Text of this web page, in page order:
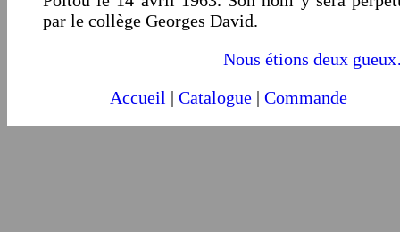
par le collège Georges David.
Nous étions deux
Accueil | Catalogue | Commande